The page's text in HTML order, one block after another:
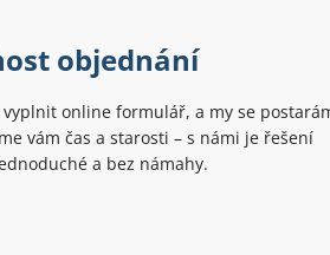
objednání
vyplnit online formulář, a my se
vám čas a starosti – s námi je řešení
a bez námahy.